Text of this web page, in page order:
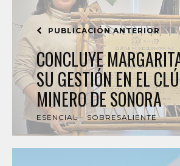
PUBLICACIÓN ANTERIOR
CONCLUYE
SU GESTIÓN EN EL
MINERO DE SONORA
ESENCIAL SOBRESALIENTE